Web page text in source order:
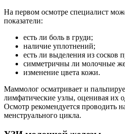
На первом осмотре специалист
показатели:
есть ли боль в груди;
наличие уплотнений;
есть ли выделения из сосков
симметричны ли молочные
изменение цвета кожи.
Маммолог осматривает и
лимфатические узлы, оценивая их
Осмотр рекомендуется проводить
менструального цикла.